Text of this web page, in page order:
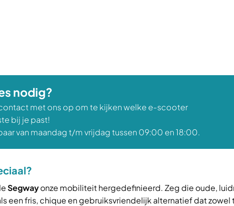
nodig?
met ons op om te kijken welke e-scooter
bij je past!
van maandag t/m vrijdag tussen 09:00 en 18:00.
Segwayonze mobiliteit hergedefinieerd. Zeg die oude,
een fris, chique en gebruiksvriendelijk alternatief dat zowel